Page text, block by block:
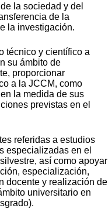
la sociedad y del
de la
la investigación.
y científico a
su ámbito de
proporcionar
a la JCCM, como
la medida de sus
previstas en el
referidas a estudios
especializadas en el
así como apoyar
especialización,
docente y realización de
universitario en